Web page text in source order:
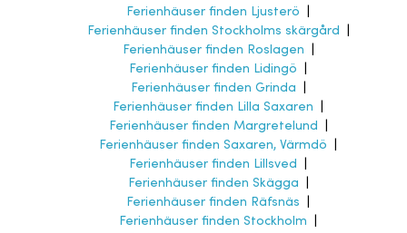
Ferienhäuser finden Ljusterö
Ferienhäuser finden Stockholms skärgård
Ferienhäuser finden Roslagen
Ferienhäuser finden Lidingö
Ferienhäuser finden Grinda
Ferienhäuser finden Lilla Saxaren
Ferienhäuser finden Margretelund
Ferienhäuser finden Saxaren, Värmdö
Ferienhäuser finden Lillsved
Ferienhäuser finden Skägga
Ferienhäuser finden Räfsnäs
Ferienhäuser finden Stockholm